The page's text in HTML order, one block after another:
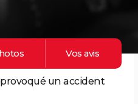
Vosavis
un accident